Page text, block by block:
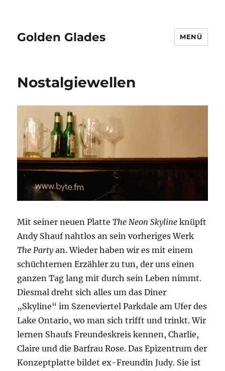
Golden Glades MENÜ
Nostalgiewellen
Mit seiner neuen PlatteThe Neon Skyline knüpft
Andy Shauf nahtlos an sein vorheriges Werk
The Partyan. Wieder haben wir es mit einem
schüchternen Erzähler zu tun, der uns einen
ganzen Tag lang mit durch sein Leben nimmt.
Diesmal dreht sich alles um das Diner
„Skyline“ im Szeneviertel Parkdale am Ufer des
Lake Ontario, wo man sich trifft und trinkt. Wir
lernen Shaufs Freundeskreis kennen, Charlie,
Claire und die Barfrau Rose. Das Epizentrum der
Konzeptplatte bildet ex-Freundin Judy. Sie ist